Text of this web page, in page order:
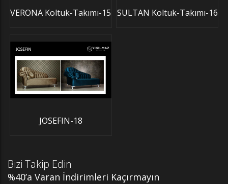
VERONA Koltuk-Takımı-15 SULTAN Koltuk-Takımı-16
JOSEFIN-18
Bizi Takip Edin
%40’a Varan İndirimleri Kaçırmayın